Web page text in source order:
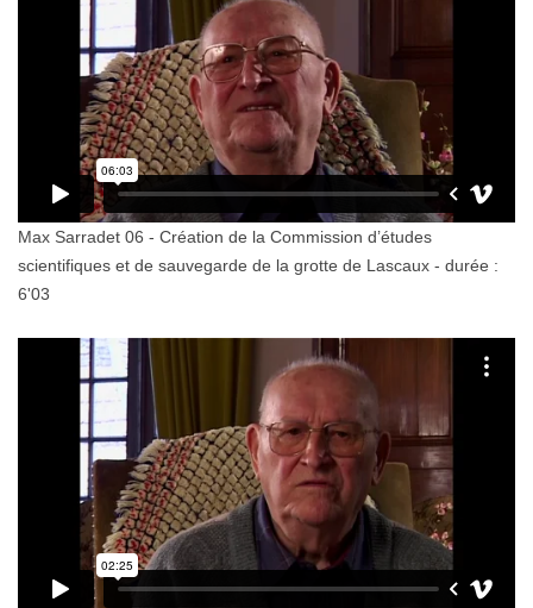
Max Sarradet 06 - Création de la Commission d’études
scientifiques et de sauvegarde de la grotte de Lascaux - durée :
6'03